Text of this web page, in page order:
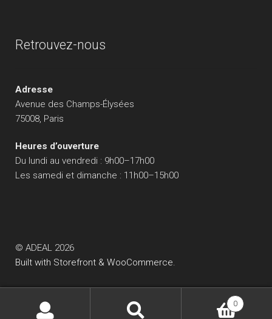
Retrouvez-nous
Adresse
Avenue des Champs-Élysées
75008, Paris
Heures d’ouverture
Du lundi au vendredi : 9h00–17h00
Les samedi et dimanche : 11h00–15h00
© ADEAL 2026
Built with Storefront & WooCommerce.
0